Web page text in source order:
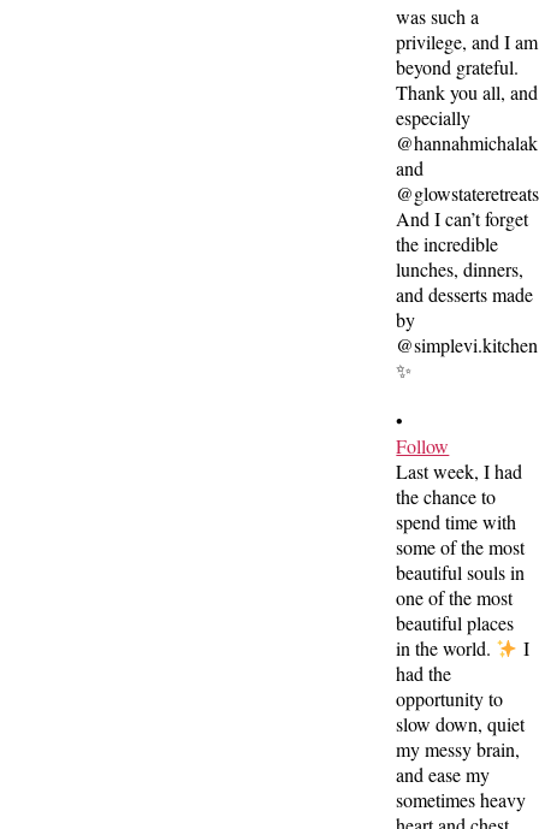
•
Follow
Last week, I had
the chance to
spend time with
some of the most
beautiful souls in
one of the most
beautiful places
in the world.
I
had the
opportunity to
slow down, quiet
my messy brain,
and ease my
sometimes heavy